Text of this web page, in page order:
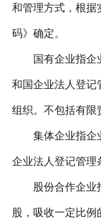
和管理方式，根据
码》确定。
国有企业指企业
和国企业法人登记
组织。不包括有限
集体企业指企业
企业法人登记管理
股份合作企业指
股，吸收一定比